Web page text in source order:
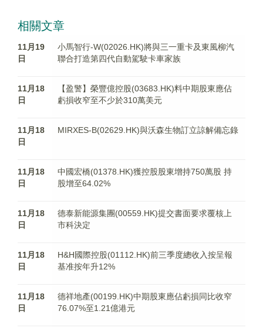
相關文章
11月19
日
小馬智行-W(02026.HK)將與三一重卡及東風柳汽
聯合打造第四代自動駕駛卡車家族
11月18
日
【盈警】榮豐億控股(03683.HK)料中期股東應佔
虧損收窄至不少於310萬美元
11月18
日
MIRXES-B(02629.HK)與沃森生物訂立諒解備忘錄
11月18
日
中國宏橋(01378.HK)獲控股股東增持750萬股 持
股增至64.02%
11月18
日
德泰新能源集團(00559.HK)提交書面要求覆核上
市科決定
11月18
日
H&H國際控股(01112.HK)前三季度總收入按呈報
基准按年升12%
11月18
日
德祥地產(00199.HK)中期股東應佔虧損同比收窄
76.07%至1.21億港元